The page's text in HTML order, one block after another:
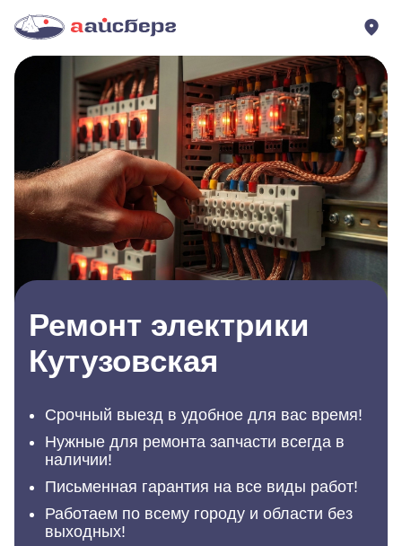
Ремонт электрики
Кутузовская
Срочный выезд в удобное для вас время!
Нужные для ремонта запчасти всегда в
наличии!
Письменная гарантия на все виды работ!
Работаем по всему городу и области без
выходных!